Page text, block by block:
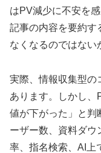
はPV減少に不安を
記事の内容を要約す
なくなるのではない
実際、情報収集型の
あります。しかし、
値が下がった」と判
ーザー数、資料ダウ
率、指名検索、AI上